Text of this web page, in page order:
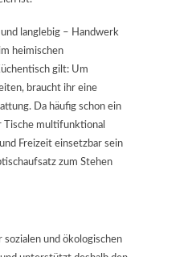
langlebig – Handwerk
heimischen
gilt: Um
braucht ihr eine
Da häufig schon ein
Tische multifunktional
Freizeit einsetzbar sein
zum Stehen
sozialen und ökologischen